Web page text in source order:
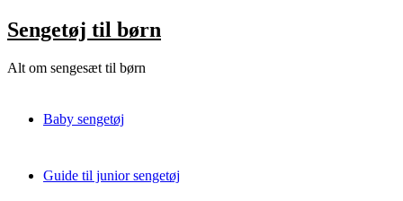
Skip
to
Sengetøj til børn
Alt om sengesæt til børn
Baby sengetøj
Guide til junior sengetøj